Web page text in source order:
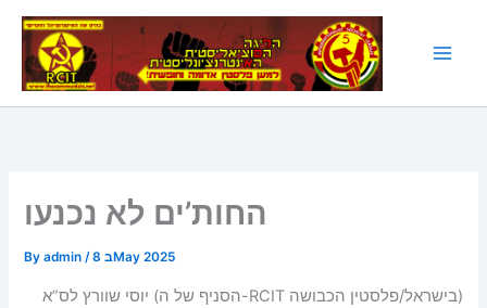
Skip
content
החות’ים לא נכנעו
Byadmin/ 8 בMay 2025
יוסי שוורץ לס”א (הסניף של ה-RCIT בישראל/פלסטין הכבושה)